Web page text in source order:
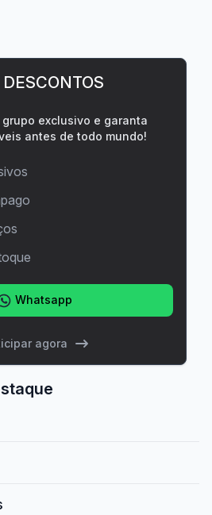
exclusivo e garanta
antes de todo mundo!
Whatsapp
agora